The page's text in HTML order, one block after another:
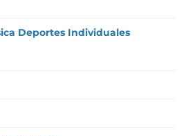
Deportes Individuales